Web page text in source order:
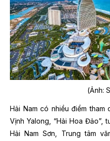
(Ảnh:
Hải Nam có nhiều điểm tham
Vịnh Yalong, “Hải Hoa Đảo”,
Hải Nam Sơn, Trung tâm